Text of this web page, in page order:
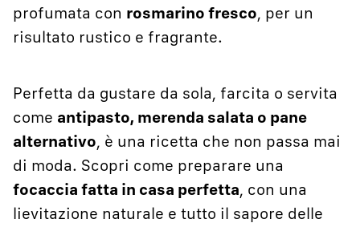
profumata con rosmarino fresco, per un
risultato rustico e fragrante.
Perfetta da gustare da sola, farcita o servita
come antipasto, merenda salata o pane
alternativo, è una ricetta che non passa mai
di moda. Scopri come preparare una
focaccia fatta in casa perfetta, con una
lievitazione naturale e tutto il sapore delle